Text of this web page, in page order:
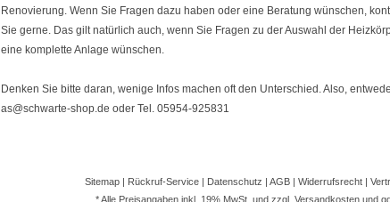
Renovierung. Wenn Sie Fragen dazu haben oder eine Beratung wünschen,
Sie gerne. Das gilt natürlich auch, wenn Sie Fragen zu der Auswahl der
eine komplette Anlage wünschen.
Denken Sie bitte daran, wenige Infos machen oft den Unterschied. Also,
as@schwarte-shop.de oder Tel. 05954-925831
Sitemap| Rückruf-Service| Datenschutz | AGB| Widerrufsrecht|
* Alle Preisangaben inkl. 19% MwSt. und zzgl. Versandkostenund